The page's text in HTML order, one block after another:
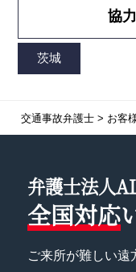
協
交通事故弁護士> お客
弁護士法人
全国対応
ご来所が難しい遠